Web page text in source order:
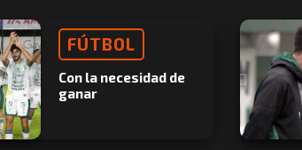
FÚTBOL
Con la necesidad de
ganar